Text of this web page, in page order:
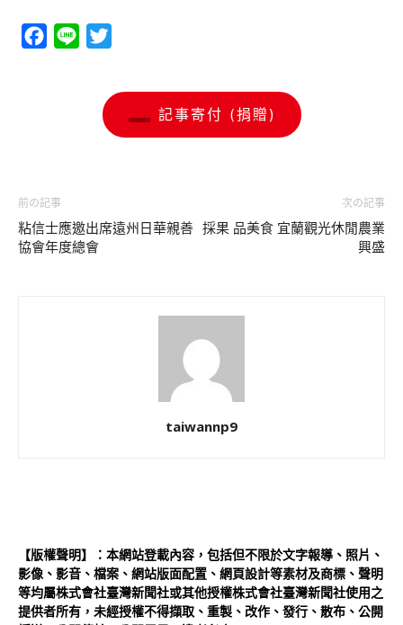
Facebook
Line
記事寄付 (捐贈)
前の記事
粘信士應邀出席遠州日華親善
協會年度總會
次の記事
採果 品美食 宜蘭觀光休閒農業
興盛
taiwannp9
【版權聲明】：本網站登載內容，包括但不限於文字報導、照片、
影像、影音、檔案、網站版面配置、網頁設計等素材及商標、聲明
等均屬株式會社臺灣新聞社或其他授權株式會社臺灣新聞社使用之
提供者所有，未經授權不得擷取、重製、改作、發行、散布、公開